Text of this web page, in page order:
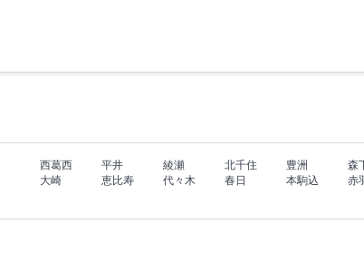
西葛西 平井 綾瀬 北千住 豊洲 森
大崎 恵比寿 代々木 春日 本駒込 赤